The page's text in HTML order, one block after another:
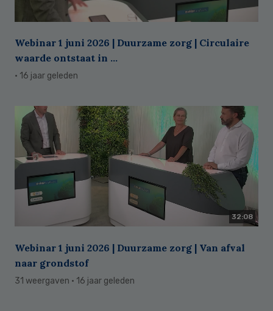
Webinar 1 juni 2026 | Duurzame zorg | Circulaire
waarde ontstaat in ...
· 16 jaar geleden
32:08
Webinar 1 juni 2026 | Duurzame zorg | Van afval
naar grondstof
31 weergaven · 16 jaar geleden